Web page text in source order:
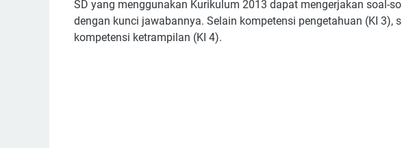
SD yang menggunakan Kurikulum 2013 dapat mengerjakan soal-
dengan kunci jawabannya. Selain kompetensi pengetahuan (KI 3),
kompetensi ketrampilan (KI 4).